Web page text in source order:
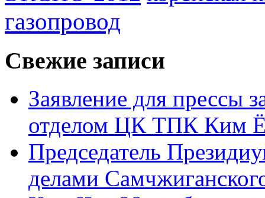
газопровод
Свежие записи
Заявление для прессы
отделом ЦК ТПК Ким
Председатель
делами